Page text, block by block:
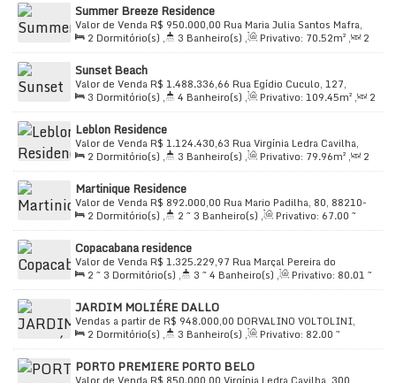
Summer Breeze Residence
R$ 950.000,00
Valor de Venda
Rua Maria Julia Santos Mafra,
10, 88210-000, Perequê, Porto Belo, Santa Catarina, Brasil
2 Dormitório(s) , 3 Banheiro(s) , Privativo: 70.52m² ,
2
Sala(s) , 2Suíte(s) , Total:72.28m², 1 Vaga(s),
Útil:
72.28m²
Sunset Beach
R$ 1.488.336,66
Valor de Venda
Rua Egídio Cuculo, 127,
88210-000, Perequê, Porto Belo, Santa Catarina, Brasil
3 Dormitório(s) , 4 Banheiro(s) , Privativo: 109.45m² ,
2
Sala(s) , 3Suíte(s) , Total:82.45m², 2 Vaga(s),
Útil:
82.45~ 119.78m²
Leblon Residence
R$ 1.124.430,63
Valor de Venda
Rua Virgínia Ledra Cavilha,
370, 88210-000, Perequê, Porto Belo, Santa Catarina, Brasil
2 Dormitório(s) , 3 Banheiro(s) , Privativo: 79.96m² ,
2
Sala(s) , 2Suíte(s) , Total:79.96m², 1 Vaga(s),
Útil:
79.96~ 97.44m²
Martinique Residence
R$ 892.000,00
Valor de Venda
Rua Mario Padilha, 80, 88210-
000, Perequê, Porto Belo, Santa Catarina, Brasil
2 Dormitório(s) , 2 ~ 3 Banheiro(s) , Privativo: 67.00 ~
69.00m² , 2Sala(s), 1 ~ 2 Suíte(s), Total: 67.00m² ,
1
Vaga(s), Útil:67.00~ 69
Copacabana residence
R$ 1.325.229,97
Valor de Venda
Rua Marçal Pereira do
Nascimento, 52, 88210-000, Perequê, Porto Belo, Santa
Catarina, Brasil
2 ~ 3 Dormitório(s) , 3 ~ 4 Banheiro(s) , Privativo: 80.01 ~
109.21m², 2 Sala(s) , 2 ~ 3Suíte(s) , Total:80.01m²,
2
Vaga(s), Útil:80.01 ~ 109.21
JARDIM MOLIÉRE DALLO
R$ 948.000,00
Vendas a partir de
DORVALINO VOLTOLINI,
1000, 88210-000, Perequê, Porto Belo, Santa Catarina, Brasil
2 Dormitório(s) , 3 Banheiro(s) , Privativo: 82.00 ~
88.00m² , 2Sala(s), 2 Suíte(s), Total: 110.00~ 115.00m²
,
2Vaga(s), 650m Distância do Mar
PORTO PREMIERE PORTO BELO